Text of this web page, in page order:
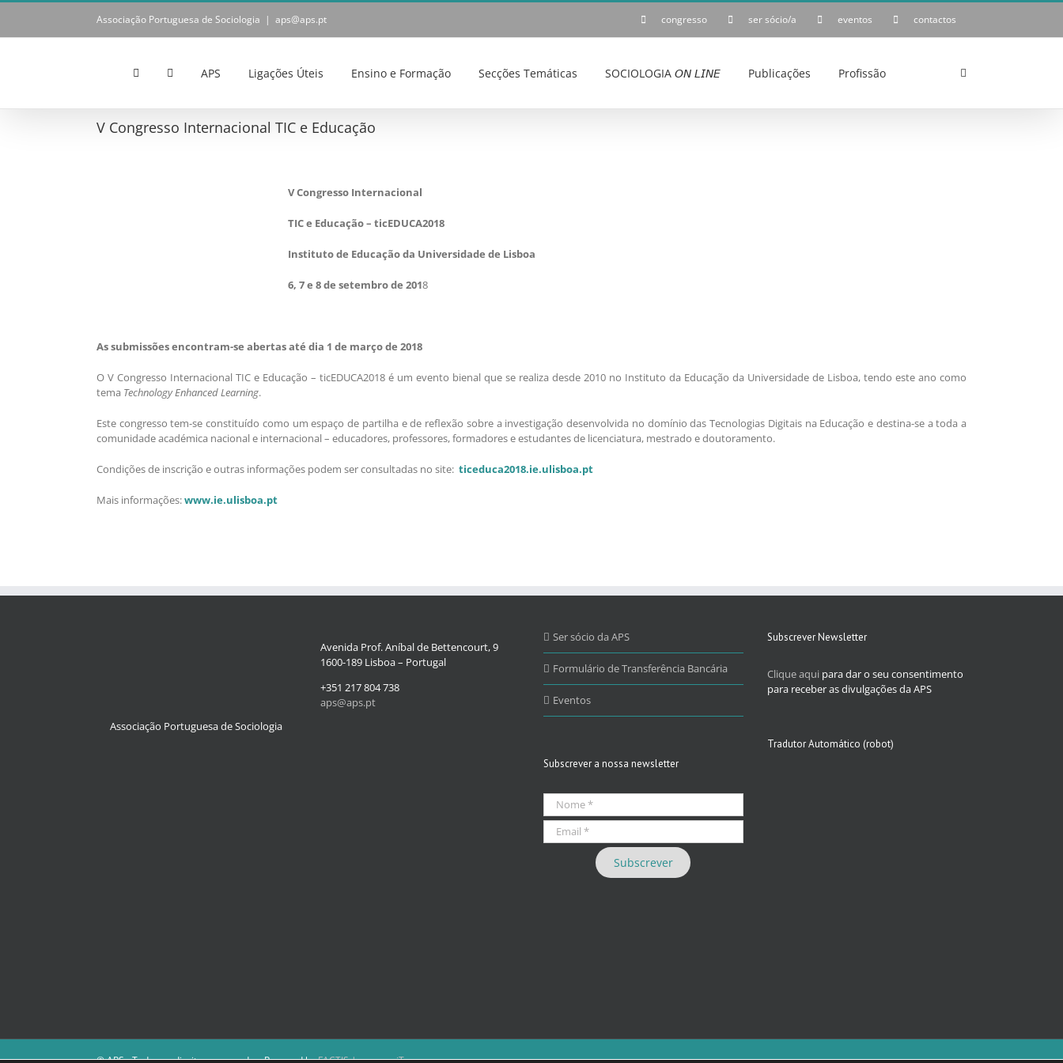
Skip
content
Associação Portuguesa de Sociologia | aps@aps.pt congresso ser sócio/a eventos contactos
APS Ligações Úteis Ensino e Formação Secções Temáticas SOCIOLOGIA 𝘖𝘕 𝘓𝘐𝘕𝘌 Publicações Profissão
V Congresso Internacional TIC e Educação
V Congresso Internacional
TIC e Educação – ticEDUCA2018
Instituto de Educação da Universidade de Lisboa
6, 7 e 8 de setembro de 2018
As submissões encontram-se abertas até dia 1 de março de 2018
O V Congresso Internacional TIC e Educação – ticEDUCA2018 é um evento bienal que se realiza desde 2010 no Instituto da Educação da Universidade de Lisboa, tendo este ano como
tema Technology Enhanced Learning.
Este congresso tem-se constituído como um espaço de partilha e de reflexão sobre a investigação desenvolvida no domínio das Tecnologias Digitais na Educação e destina-se a toda a
comunidade académica nacional e internacional – educadores, professores, formadores e estudantes de licenciatura, mestrado e doutoramento.
Condições de inscrição e outras informações podem ser consultadas no site: ticeduca2018.ie.ulisboa.pt
Mais informações:www.ie.ulisboa.pt
Associação Portuguesa de Sociologia
Avenida Prof. Aníbal de Bettencourt, 9
1600-189 Lisboa – Portugal
+351 217 804 738
aps@aps.pt
Ser sócio da APS
Formulário de Transferência Bancária
Eventos
Subscrever a nossa newsletter
Subscrever Newsletter
Clique aqui para dar o seu consentimento
para receber as divulgações da APS
Tradutor Automático (robot)